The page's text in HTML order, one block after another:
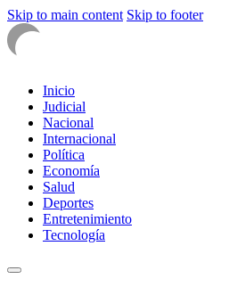
Skip to main content Skip to footer
Inicio
Judicial
Nacional
Internacional
Política
Economía
Salud
Deportes
Entretenimiento
Tecnología